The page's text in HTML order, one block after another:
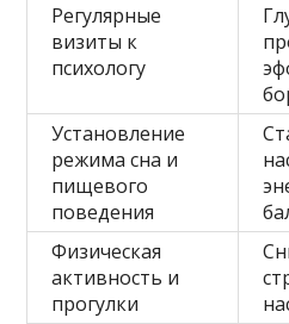
Регулярные
визиты к
психологу
Установление
режима сна и
пищевого
поведения
Физическая
активность и
прогулки